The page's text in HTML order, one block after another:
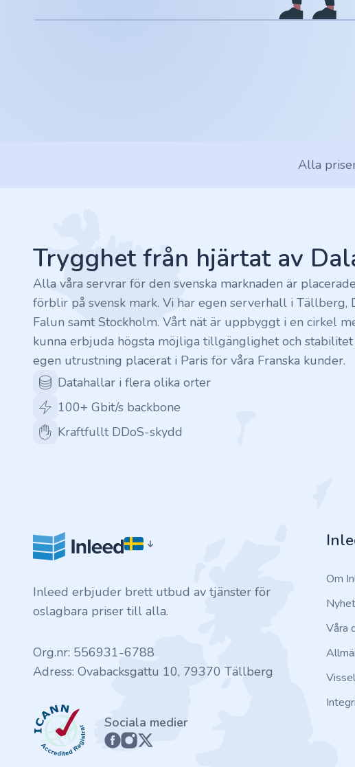
.ch
.ink
.email
.uk
.design
.tips
.re
.games
.it
Alla
Trygghet från hjärtat av
Alla våra servrar för den svenska marknaden är
förblir på svensk mark. Vi har egen serverhall i Tällberg,
Falun samt Stockholm. Vårt nät är uppbyggt i en cirkel
kunna erbjuda högsta möjliga tillgänglighet och
egen utrustning placerat i Paris för våra Franska kunder.
Datahallar i flera olika orter
100+ Gbit/s backbone
Kraftfullt DDoS-skydd
Inleed erbjuder brett utbud av tjänster för
oslagbara priser till alla.
Org.nr: 556931-6788
Adress: Ovabacksgattu 10, 79370 Tällberg
ICANN
Sociala medier
Om
Våra